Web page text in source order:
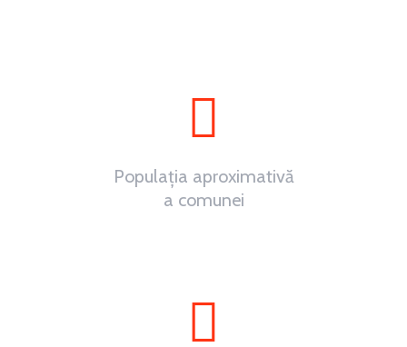
Populația aproximativă
a comunei